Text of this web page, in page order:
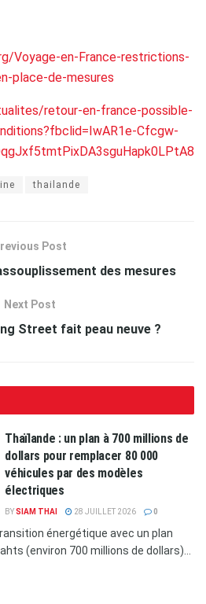
Voyage-en-France-restrictions-
place-de-mesures
retour-en-france-possible-
Cfcgw-
thailande
Post
des mesures
Next Post
Street fait peau neuve ?
Thaïlande : un plan à 700 millions de
dollars pour remplacer 80 000
véhicules par des modèles
électriques
BYSIAM THAI 28 JUILLET 2026 0
énergétique avec un plan
(environ 700 millions de dollars)...